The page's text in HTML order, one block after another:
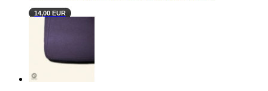
14,00 EUR